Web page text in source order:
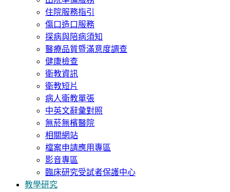
住院服務指引
傷口造口服務
探病與陪病須知
醫療品質暨滿意度調查
健康檢查
衛教資訊
衛教短片
病人衛教單張
中英文辭彙對照
無菸無檳醫院
相關網站
檔案申請應用專區
影音專區
臨床研究受試者保護中心
教學研究